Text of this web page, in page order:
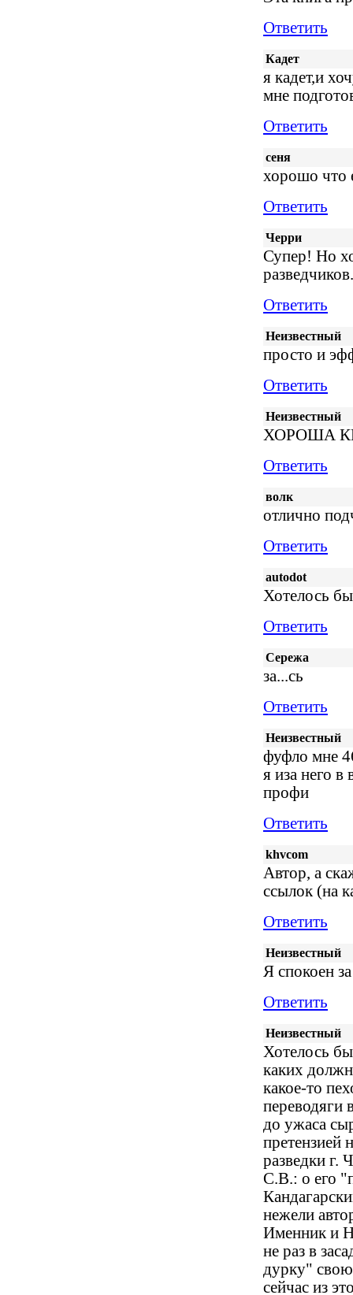
Ответить
Кадет
я кадет,и
мне
Ответить
сеня
хорошо что
Ответить
Черри
Супер! Но
разведчиков.
Ответить
Неизвестный
просто и
Ответить
Неизвестный
ХОРОША
Ответить
волк
отлично
Ответить
autodot
Хотелось
Ответить
Сережа
за...сь
Ответить
Неизвестный
фуфло мне
я иза него в
профи
Ответить
khvcom
Автор, а
ссылок (на
Ответить
Неизвестный
Я спокоен
Ответить
Неизвестный
Хотелось бы
каких
какое-то
переводяги
до ужаса
претензией
разведки г.
С.В.: о его
нежели
Именник и
не раз в
дурку"
сейчас из